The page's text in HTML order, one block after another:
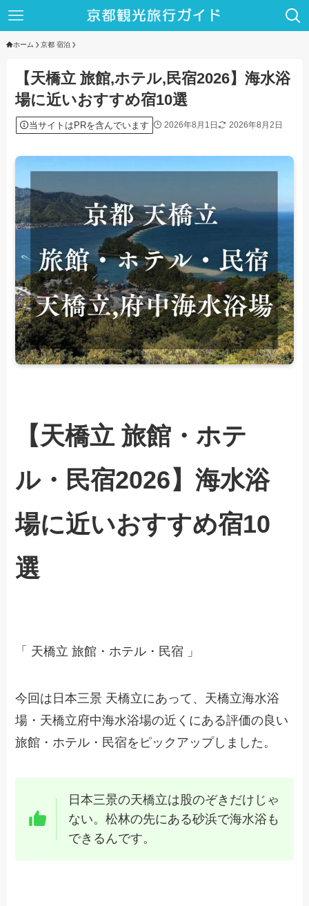
ホーム 京都 宿泊
【天橋立 旅館,ホテル,民宿2026】海水浴
場に近いおすすめ宿10選
当サイトはPRを含んでいます 2026年8月1日 2026年8月2日
【天橋立 旅館・ホテ
ル・民宿2026】海水浴
場に近いおすすめ宿10
選
「 天橋立 旅館・ホテル・民宿 」
今回は日本三景 天橋立にあって、天橋立海水浴
場・天橋立府中海水浴場の近くにある評価の良い
旅館・ホテル・民宿をピックアップしました。
日本三景の天橋立は股のぞきだけじゃ
ない。松林の先にある砂浜で海水浴も
できるんです。